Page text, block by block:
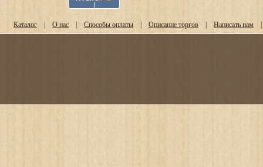
Каталог | О нас | Способы оплаты | Описание торгов | Написать нам |